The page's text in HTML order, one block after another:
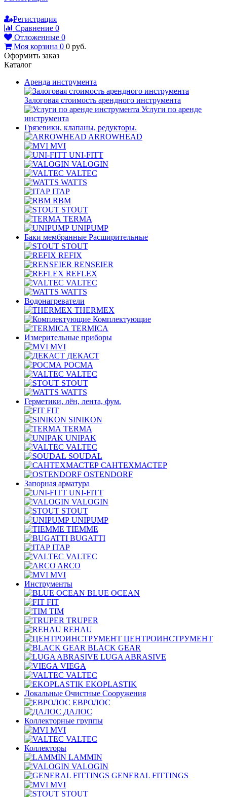
Регистрация
Сравнение 0
Отложенные 0
Моя корзина 0 0 руб.
Оформить заказ
Каталог
Аренда инструмента
Залоговая стоимость арендного инструмента
Услуги по аренде
инструмента
Грязевики, клапаны, редукторы.
ARROWHEAD
MVI
UNI-FITT
VALOGIN
VALTEC
WATTS
ITAP
RBM
STOUT
TERMA
UNIPUMP
Баки мембранные Расширительные
STOUT
REFIX
RENSEIER
REFLEX
VALTEC
WATTS
Водонагреватели
THERMEX
Комплектующие
TERMICA
Измерительные приборы
MVI
ДЕКАСТ
РОСМА
VALTEC
STOUT
WATTS
Герметики, лён, лента, фум.
FIT
SINIKON
TERMA
UNIPAK
VALTEC
SOUDAL
САНТЕХМАСТЕР
OSTENDORF
Запорная арматура
UNI-FITT
VALOGIN
STOUT
UNIPUMP
TIEMME
BUGATTI
ITAP
VALTEC
ARCO
MVI
Инструменты
BLUE OCEAN
FIT
TIM
TRUPER
REHAU
ЦЕНТРОИНСТРУМЕНТ
BLACK GEAR
LUGA ABRASIVE
VIEGA
VALTEC
EKOPLASTIK
Локальные Очистные Сооружения
ЕВРОЛОС
ДАЛОС
Коллекторные группы
MVI
VALTEC
Коллекторы
LAMMIN
VALOGIN
GENERAL FITTINGS
MVI
STOUT